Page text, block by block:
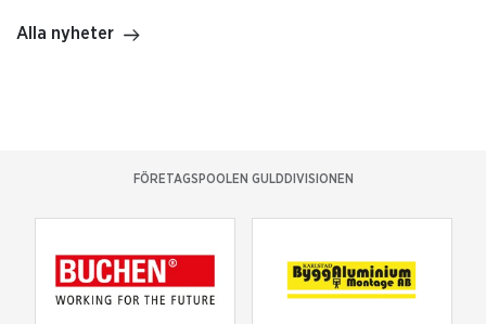
Alla nyheter
FÖRETAGSPOOLEN GULDDIVISIONEN